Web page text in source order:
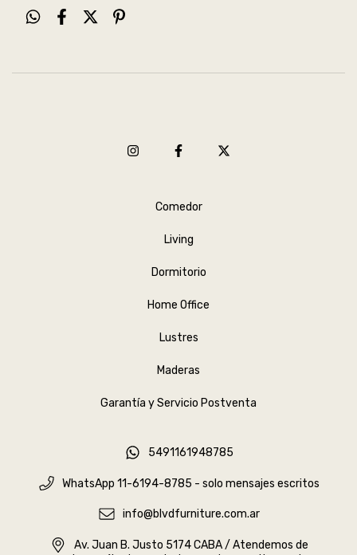
Comedor
Living
Dormitorio
Home Office
Lustres
Maderas
Garantía y Servicio Postventa
5491161948785
WhatsApp 11-6194-8785 - solo mensajes escritos
info@blvdfurniture.com.ar
Av. Juan B. Justo 5174 CABA / Atendemos de